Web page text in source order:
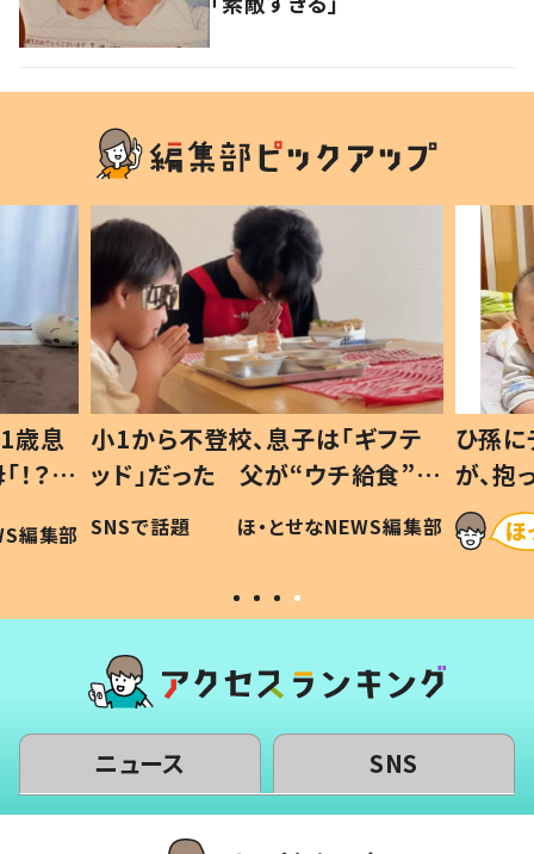
歳息
？」
編集部
小1から不登校、息子は「ギフテ
ッド」だった 父が“ウチ給食”を
作り続ける理由とは #令和の親
#令和の子
SNSで話題 ほ・とせなNEWS編集部
ひ孫
が、
「涙が
い」
ニュース SNS